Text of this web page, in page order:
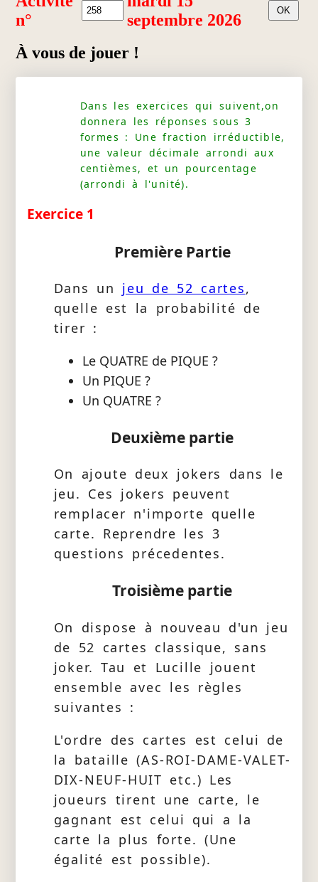
n°
septembre 2026
À vous de jouer !
Dans les exercices qui suivent,on
donnera les réponses sous 3
formes : Une fraction irréductible,
une valeur décimale arrondi aux
centièmes, et un pourcentage
(arrondi à l'unité).
Exercice 1
Première Partie
Dans un jeu de 52 cartes,
quelle est la probabilité de
tirer :
Le QUATRE de PIQUE ?
Un PIQUE ?
Un QUATRE ?
Deuxième partie
On ajoute deux jokers dans le
jeu. Ces jokers peuvent
remplacer n'importe quelle
carte. Reprendre les 3
questions précedentes.
Troisième partie
On dispose à nouveau d'un jeu
de 52 cartes classique, sans
joker. Tau et Lucille jouent
ensemble avec les règles
suivantes :
L'ordre des cartes est celui de
la bataille (AS-ROI-DAME-VALET-
DIX-NEUF-HUIT etc.) Les
joueurs tirent une carte, le
gagnant est celui qui a la
carte la plus forte. (Une
égalité est possible).